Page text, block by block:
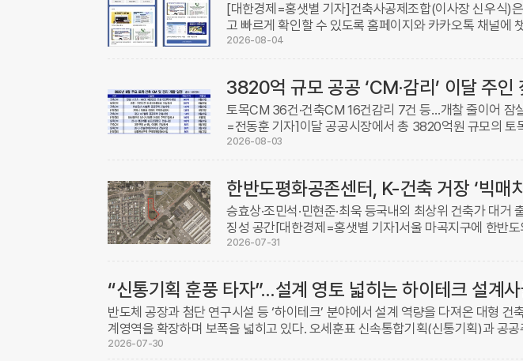
[대한경제=홍샛별 기자]건축사공제조합(이사장 신우식)
고 빠르게 확인할 수 있도록 홈페이지와 카카오톡 채널에
3일 밝혔다. 조합 관계자는 “그동안 조합원은 가입·출자·약
2026-08-04
3820억 규모 공공 ‘CM·감리’ 이달 주인
토목CM 36건·건축CM 16건감리 7건 등…개찰 줄이어 잠
=전동훈 기자]이달 공공시장에서 총 3820억원 규모의
감리용역 59건이 주인을 가려 눈길을 끈다. 2일 나라장터
2026-08-03
한반도평화공존센터, K-건축 거장 ‘빅매
승효상·조민석·민현준·최욱 등국내외 최상위 건축가 대거
징성 공간[대한경제=홍샛별 기자]서울 마곡지구에 한반
박물관인 ‘한반도 평화공존센터’가 들어서는 가운데, 승효상
2026-07-31
“신통기획 훈풍 타자”…설계 영토 넓히는 하이테크 설계
반도체 공장과 첨단 연구시설 등 ‘하이테크’ 분야에서 설계 역량을 다져온 대형 건
계영역을 확장하며 보폭을 넓히고 있다. 오세훈표 신속통합기획(신통기획)과 공
계 시장이 크게 열린 데다, 하이테크 산업의 경기 변동성 ...
2026-07-30